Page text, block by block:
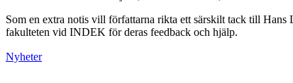
Som en extra notis vill författarna rikta ett särskilt tack till Hans
fakulteten vid INDEK för deras feedback och hjälp.
Nyheter